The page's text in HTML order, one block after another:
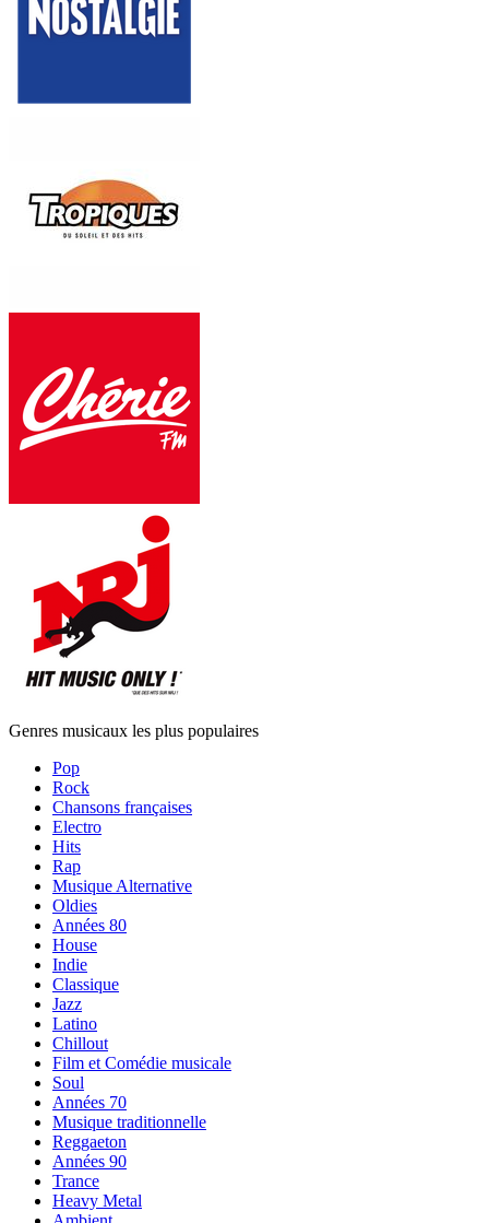
Genres musicaux les plus populaires
Pop
Rock
Chansons françaises
Electro
Hits
Rap
Musique Alternative
Oldies
Années 80
House
Indie
Classique
Jazz
Latino
Chillout
Film et Comédie musicale
Soul
Années 70
Musique traditionnelle
Reggaeton
Années 90
Trance
Heavy Metal